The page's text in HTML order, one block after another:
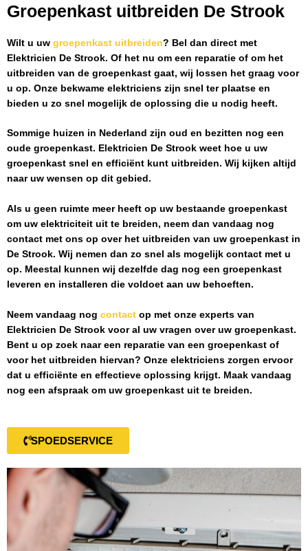
Groepenkast uitbreiden De Strook
Wilt u uw groepenkast uitbreiden? Bel dan direct met
Elektricien De Strook. Of het nu om een reparatie of om het
uitbreiden van de groepenkast gaat, wij lossen het graag voor
u op. Onze bekwame elektriciens zijn snel ter plaatse en
bieden u zo snel mogelijk de oplossing die u nodig heeft.
Sommige huizen in Nederland zijn oud en bezitten nog een
oude groepenkast. Elektricien De Strook weet hoe u uw
groepenkast snel en efficiënt kunt uitbreiden. Wij kijken altijd
naar uw wensen op dit gebied.
Als u geen ruimte meer heeft op uw bestaande groepenkast
om uw elektriciteit uit te breiden, neem dan vandaag nog
contact met ons op over het uitbreiden van uw groepenkast in
De Strook. Wij nemen dan zo snel als mogelijk contact met u
op. Meestal kunnen wij dezelfde dag nog een groepenkast
leveren en installeren die voldoet aan uw behoeften.
Neem vandaag nog contact op met onze experts van
Elektricien De Strook voor al uw vragen over uw groepenkast.
Bent u op zoek naar een reparatie van een groepenkast of
voor het uitbreiden hiervan? Onze elektriciens zorgen ervoor
dat u efficiënte en effectieve oplossing krijgt. Maak vandaag
nog een afspraak om uw groepenkast uit te breiden.
SPOEDSERVICE